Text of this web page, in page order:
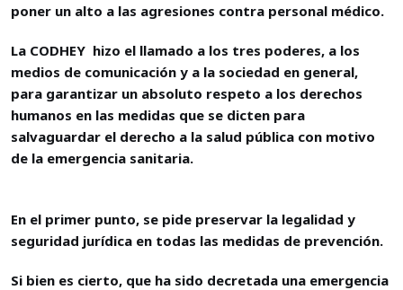
poner un alto a las agresiones contra personal médico.
La CODHEY hizo el llamado a los tres poderes, a los
medios de comunicación y a la sociedad en general,
para garantizar un absoluto respeto a los derechos
humanos en las medidas que se dicten para
salvaguardar el derecho a la salud pública con motivo
de la emergencia sanitaria.
En el primer punto, se pide preservar la legalidad y
seguridad jurídica en todas las medidas de prevención.
Si bien es cierto, que ha sido decretada una emergencia